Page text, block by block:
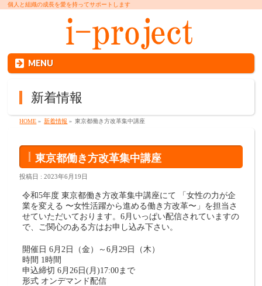
個人と組織の成長を愛を持ってサポートします
MENU
新着情報
HOME » 新着情報 » 東京都働き方改革集中講座
東京都働き方改革集中講座
投稿日 : 2023年6月19日
令和5年度 東京都働き方改革集中講座にて 「女性の力が企
業を変える 〜女性活躍から進める働き方改革〜」を担当さ
せていただいております。6月いっぱい配信されていますの
で、ご関心のある方はお申し込み下さい。
開催日 6月2日（金）～6月29日（木）
時間 1時間
申込締切 6月26日(月)17:00まで
形式 オンデマンド配信